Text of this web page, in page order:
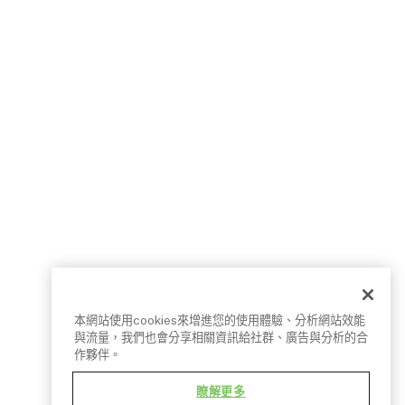
條款細則 隱私權政策 Cookies 設定
本網站使用cookies來增進您的使用體驗、分析網站效能
與流量，我們也會分享相關資訊給社群、廣告與分析的合
作夥伴。
瞭解更多